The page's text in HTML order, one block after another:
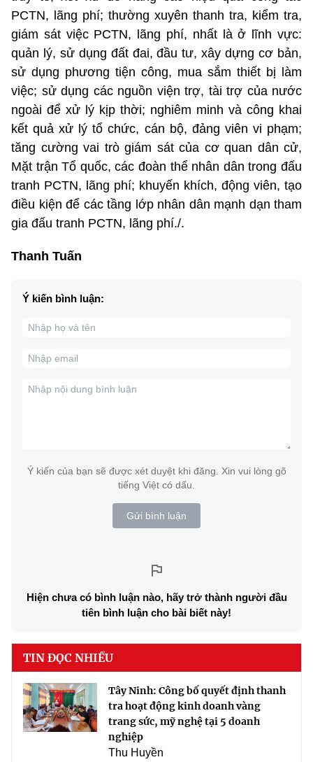
PCTN, lãng phí; thường xuyên thanh tra, kiểm tra,
giám sát việc PCTN, lãng phí, nhất là ở lĩnh vực:
quản lý, sử dụng đất đai, đầu tư, xây dựng cơ bản,
sử dụng phương tiện công, mua sắm thiết bị làm
việc; sử dụng các nguồn viện trợ, tài trợ của nước
ngoài để xử lý kịp thời; nghiêm minh và công khai
kết quả xử lý tổ chức, cán bộ, đảng viên vi phạm;
tăng cường vai trò giám sát của cơ quan dân cử,
Mặt trận Tổ quốc, các đoàn thể nhân dân trong đấu
tranh PCTN, lãng phí; khuyến khích, động viên, tạo
điều kiện để các tầng lớp nhân dân mạnh dạn tham
gia đấu tranh PCTN, lãng phí./.
Thanh Tuấn
Ý kiến bình luận:
Ý kiến của bạn sẽ được xét duyệt khi đăng. Xin vui lòng gõ
tiếng Việt có dấu.
Gửi bình luận
Hiện chưa có bình luận nào, hãy trở thành người đầu
tiên bình luận cho bài biết này!
TIN ĐỌC NHIỀU
Tây Ninh: Công bố quyết định thanh
tra hoạt động kinh doanh vàng
trang sức, mỹ nghệ tại 5 doanh
nghiệp
Thu Huyền